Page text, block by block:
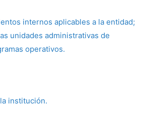
internos aplicables a la entidad;
unidades administrativas de
operativos.
institución.